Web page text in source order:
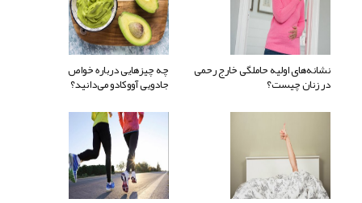
نشانه‌های اولیه حاملگی خارج رحمی
در زنان چیست؟
چه چیزهایی درباره خواص
جادویی آووکادو می‌دانید؟